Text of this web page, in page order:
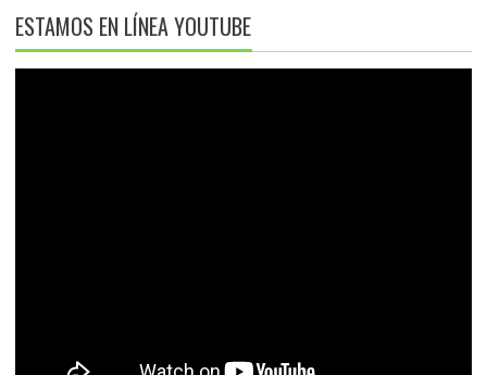
ESTAMOS EN LÍNEA YOUTUBE